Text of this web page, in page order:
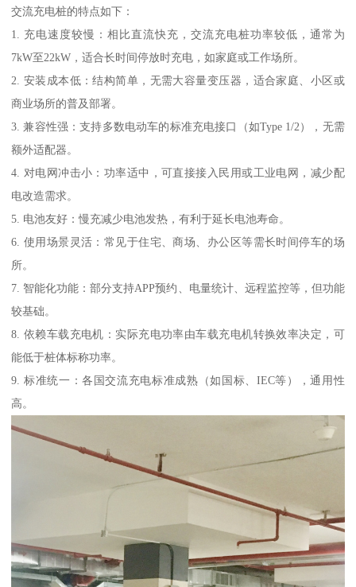
交流充电桩的特点如下：
1. 充电速度较慢：相比直流快充，交流充电桩功率较低，通常为
7kW至22kW，适合长时间停放时充电，如家庭或工作场所。
2. 安装成本低：结构简单，无需大容量变压器，适合家庭、小区或
商业场所的普及部署。
3. 兼容性强：支持多数电动车的标准充电接口（如Type 1/2），无需
额外适配器。
4. 对电网冲击小：功率适中，可直接接入民用或工业电网，减少配
电改造需求。
5. 电池友好：慢充减少电池发热，有利于延长电池寿命。
6. 使用场景灵活：常见于住宅、商场、办公区等需长时间停车的场
所。
7. 智能化功能：部分支持APP预约、电量统计、远程监控等，但功能
较基础。
8. 依赖车载充电机：实际充电功率由车载充电机转换效率决定，可
能低于桩体标称功率。
9. 标准统一：各国交流充电标准成熟（如国标、IEC等），通用性
高。